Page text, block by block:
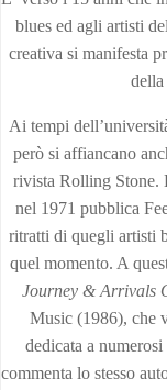
blues ed agli artisti
creativa si manifesta
Ai tempi
però si affiancano
rivista Rolling Stone.
nel 1971 pubblica
ritratti di quegli artisti
quel momento. A
Journey & Arrivals
Music (1986), che
dedicata a
commenta lo stesso